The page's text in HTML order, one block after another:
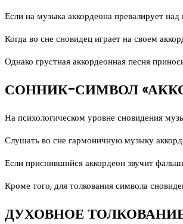
Если на музыка аккордеона превалирует
Когда во сне сновидец играет на своем
Однако грустная аккордеонная песня
СОННИК-СИМВОЛ
На психологическом уровне сновидения
Слушать во сне гармоничную музыку
Если приснившийся аккордеон звучит
Кроме того, для толкования символа
ДУХОВНОЕ